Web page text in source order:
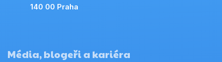
140 00 Praha
Média, blogeři a kariéra